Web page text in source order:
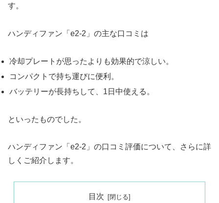
す。
ハンディファン「e2-2」の主な口コミは
冷却プレートが思ったよりも効果的で涼しい。
コンパクトで持ち運びに便利。
バッテリーが長持ちして、1日中使える。
といったものでした。
ハンディファン「e2-2」の口コミ評価について、さらに詳
しくご紹介します。
目次